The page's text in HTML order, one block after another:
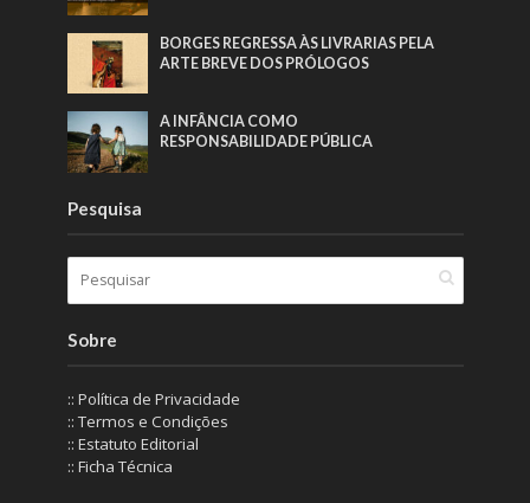
BORGES REGRESSA ÀS LIVRARIAS PELA
ARTE BREVE DOS PRÓLOGOS
A INFÂNCIA COMO
RESPONSABILIDADE PÚBLICA
Pesquisa
Sobre
:: Política de Privacidade
:: Termos e Condições
:: Estatuto Editorial
:: Ficha Técnica